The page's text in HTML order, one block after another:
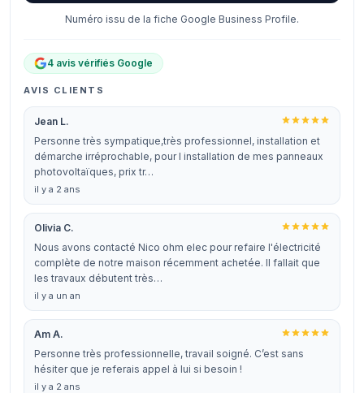
Numéro issu de la fiche Google Business Profile.
4 avis vérifiés Google
AVIS CLIENTS
Jean L.
Personne très sympatique,très professionnel, installation et
démarche irréprochable, pour l installation de mes panneaux
photovoltaïques, prix tr…
il y a 2 ans
Olivia C.
Nous avons contacté Nico ohm elec pour refaire l'électricité
complète de notre maison récemment achetée. Il fallait que
les travaux débutent très…
il y a un an
Am A.
Personne très professionnelle, travail soigné. C’est sans
hésiter que je referais appel à lui si besoin !
il y a 2 ans